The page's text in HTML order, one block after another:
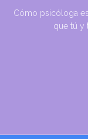
Cómo psicóloga
que tú y